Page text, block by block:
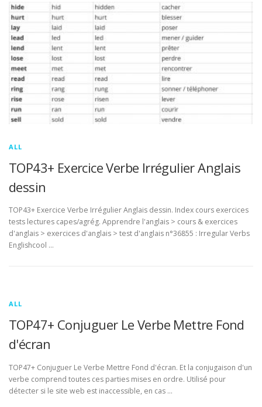
ALL
TOP43+ Exercice Verbe Irrégulier Anglais
dessin
TOP43+ Exercice Verbe Irrégulier Anglais dessin. Index cours exercices
tests lectures capes/agrég. Apprendre l'anglais > cours & exercices
d'anglais > exercices d'anglais > test d'anglais n°36855 : Irregular Verbs
Englishcool …
ALL
TOP47+ Conjuguer Le Verbe Mettre Fond
d'écran
TOP47+ Conjuguer Le Verbe Mettre Fond d'écran. Et la conjugaison d'un
verbe comprend toutes ces parties mises en ordre. Utilisé pour
détecter si le site web est inaccessible, en cas …